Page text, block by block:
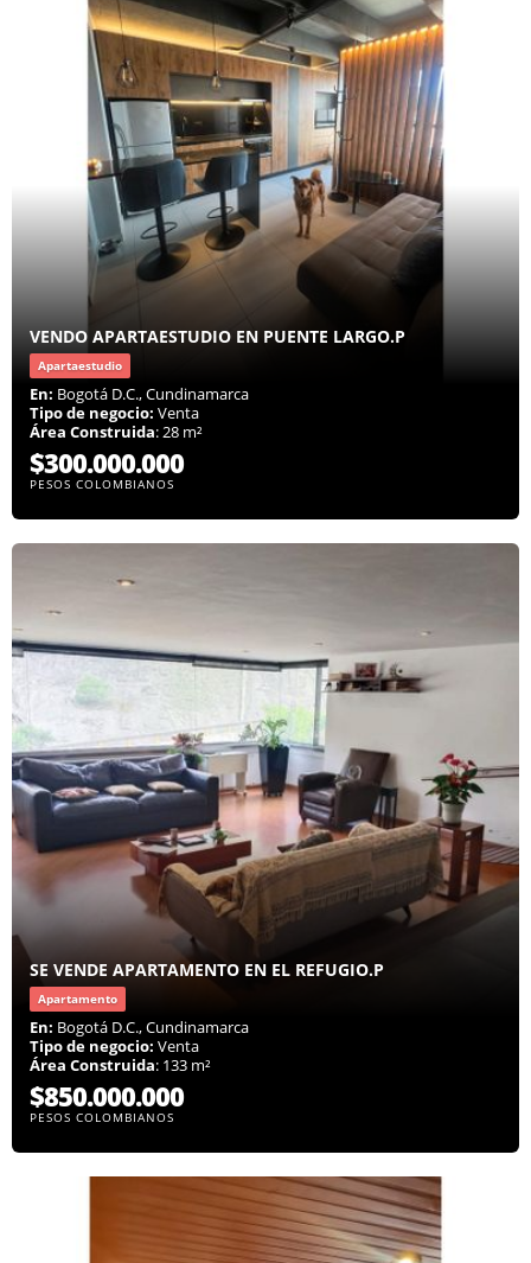
VENDO APARTAESTUDIO EN PUENTE LARGO.P
Apartaestudio
En: Bogotá D.C., Cundinamarca
Tipo de negocio: Venta
Área Construida: 28 m²
$300.000.000
PESOS COLOMBIANOS
SE VENDE APARTAMENTO EN EL REFUGIO.P
Apartamento
En: Bogotá D.C., Cundinamarca
Tipo de negocio: Venta
Área Construida: 133 m²
$850.000.000
PESOS COLOMBIANOS